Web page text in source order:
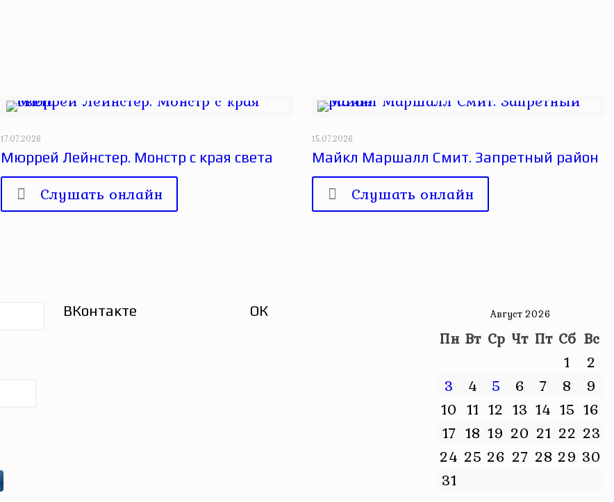
17.07.2026
Мюррей Лейнстер. Монстр с края света
Слушать онлайн
15.07.2026
Майкл Маршалл Смит. Запретный район
Слушать онлайн
ВКонтакте ОК Август 2026
Пн Вт Ср Чт Пт Сб Вс
1
2
3
4 5 6 7 8
9
10 11 12 13 14 15 16
17 18 19 20 21 22 23
24 25 26 27 28 29 30
31